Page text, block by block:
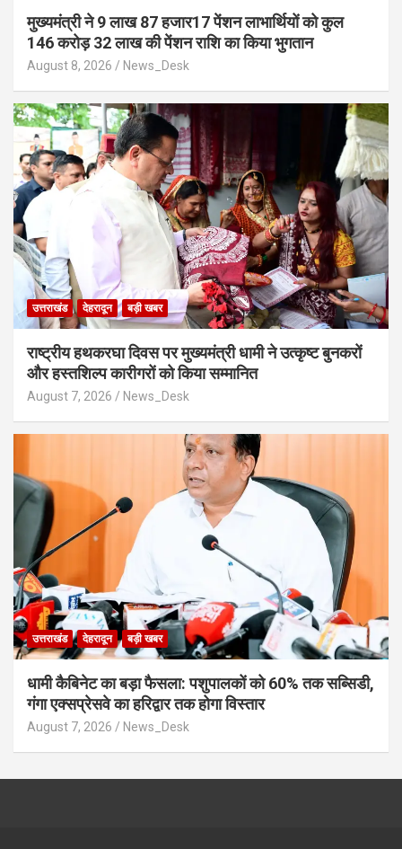
मुख्यमंत्री ने 9 लाख 87 हजार17 पेंशन लाभार्थियों को कुल
146 करोड़ 32 लाख की पेंशन राशि का किया भुगतान
August 8, 2026 News_Desk
उत्तराखंड देहरादून बड़ी खबर
राष्ट्रीय हथकरघा दिवस पर मुख्यमंत्री धामी ने उत्कृष्ट बुनकरों
और हस्तशिल्प कारीगरों को किया सम्मानित
August 7, 2026 News_Desk
उत्तराखंड देहरादून बड़ी खबर
​धामी कैबिनेट का बड़ा फैसला: पशुपालकों को 60% तक सब्सिडी,
गंगा एक्सप्रेसवे का हरिद्वार तक होगा विस्तार
August 7, 2026 News_Desk